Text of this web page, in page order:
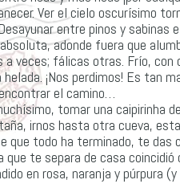
Ver el cielo oscurísimo
entre pinos y sabinas
adonde fuera que
veces; fálicas otras. Frío, con
¡Nos perdimos! Es tan
el camino…
tomar una caipirinha
irnos hasta otra cueva,
que todo ha terminado, te das
que te separa de casa
en rosa, naranja y púrpura